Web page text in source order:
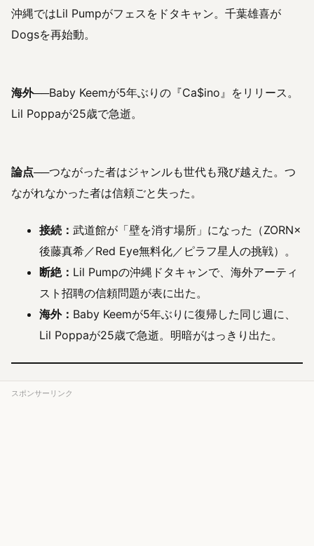
沖縄ではLil Pumpがフェスをドタキャン。千葉雄喜が
Dogsを再始動。
海外──Baby Keemが5年ぶりの『Ca$ino』をリリース。
Lil Poppaが25歳で急逝。
論点──つながった者はジャンルも世代も飛び越えた。つ
ながれなかった者は信頼ごと失った。
接続： 武道館が「壁を消す場所」になった（ZORN×
後藤真希／Red Eye無料化／ピラフ星人の挑戦）。
断絶： Lil Pumpの沖縄ドタキャンで、海外アーティ
スト招聘の信頼問題が表に出た。
海外： Baby Keemが5年ぶりに復帰した同じ週に、
Lil Poppaが25歳で急逝。明暗がはっきり出た。
スポンサーリンク